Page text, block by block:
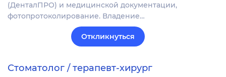
(ДенталПРО) и медицинской документации,
фотопротоколирование. Владение…
Откликнуться
Стоматолог / терапевт-хирург